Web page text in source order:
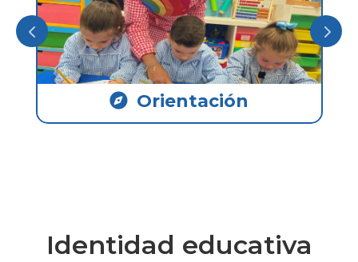
Uniforme
Identidad educativa